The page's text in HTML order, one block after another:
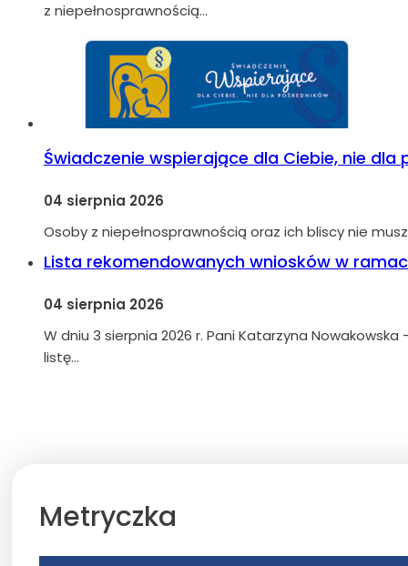
z niepełnosprawnością…
Świadczenie wspierające dla Ciebie, nie dla
04 sierpnia 2026
Osoby z niepełnosprawnością oraz ich bliscy nie
Lista rekomendowanych wniosków w
04 sierpnia 2026
W dniu 3 sierpnia 2026 r. Pani Katarzyna
listę…
Metryczka